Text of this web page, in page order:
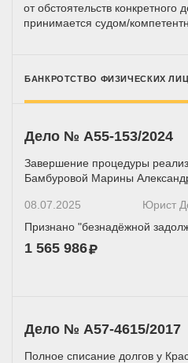
от обстоятельств конкретного
принимается судом/
БАНКРОТСТВО ФИЗИЧЕСКИХ ЛИЦ
Дело № А55-153/2024
Завершение процедуры
Бамбуровой Марины
08.07.2025 Юрист
Признано "безнадёжной
1 565 986
Дело № A57-4615/2017
Полное списание долгов у